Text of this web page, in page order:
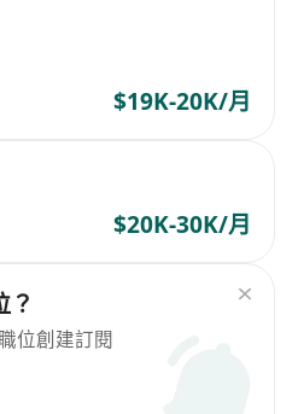
$19K-20K/月
$20K-30K/月
？
位創建訂閱